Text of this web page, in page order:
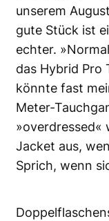
unserem
gute Stück ist
echter.
das Hybrid Pro
könnte fast
Meter-
»overdressed«
Jacket aus,
Sprich, wenn